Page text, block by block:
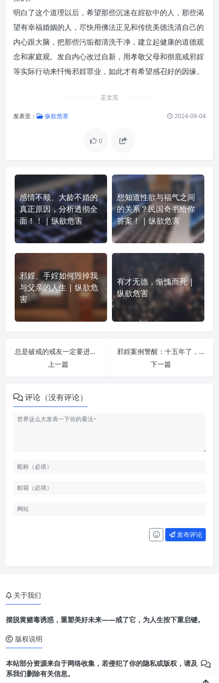
明白了这个道理以后，希望那些沉迷在婬欲中的人，那些渴
望有幸福婚姻的人，尽快用佛法正见和传统美德洗清自己的
内心跟大脑，把那些污垢都清洗干净，建立起健康的道德观
念和家庭观。发自内心改过自新，用孝敬父母和彻底戒邪婬
等实际行动来忏悔邪婬罪业，如此才有希望感召好的因缘。
正文完
发表至： 纵欲危害 2024-09-04
0
感情不顺、大龄不婚的
真正原因，分析透彻全
面！！ | 纵欲危害
想知道性欲与福气之间
的关系？民国奇书给你
答案！ | 纵欲危害
邪婬、手婬如何毁掉我
与父亲的人生 | 纵欲危
害
有才无德，惭愧而死 |
纵欲危害
总是破戒的戒友一定要进来看看，邪婬究竟给你带来了什么？ | 纵欲危害
上一篇
邪婬案例警醒：十五年了，该停下了 | 纵欲危害
下一篇
评论（没有评论）
发布评论
关于我们
摆脱黄赌毒诱惑，重塑美好未来——戒了它，为人生按下重启键。
版权说明
本站部分资源来自于网络收集，若侵犯了你的隐私或版权，请及时联
系我们删除有关信息。